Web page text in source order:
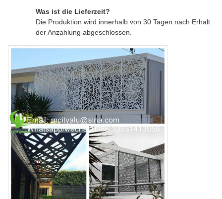
Was ist die Lieferzeit?
Die Produktion wird innerhalb von 30 Tagen nach Erhalt
der Anzahlung abgeschlossen.